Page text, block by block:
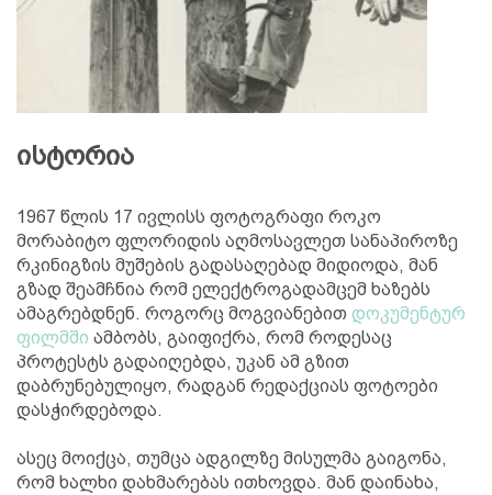
ისტორია
1967 წლის 17 ივლისს ფოტოგრაფი როკო
მორაბიტო ფლორიდის აღმოსავლეთ სანაპიროზე
რკინიგზის მუშების გადასაღებად მიდიოდა, მან
გზად შეამჩნია რომ ელექტროგადამცემ ხაზებს
ამაგრებდნენ. როგორც მოგვიანებით დოკუმენტურ
ფილმში ამბობს, გაიფიქრა, რომ როდესაც
პროტესტს გადაიღებდა, უკან ამ გზით
დაბრუნებულიყო, რადგან რედაქციას ფოტოები
დასჭირდებოდა.
ასეც მოიქცა, თუმცა ადგილზე მისულმა გაიგონა,
რომ ხალხი დახმარებას ითხოვდა. მან დაინახა,